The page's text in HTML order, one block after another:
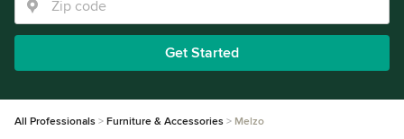
Get Started
All Professionals Furniture & Accessories Melzo